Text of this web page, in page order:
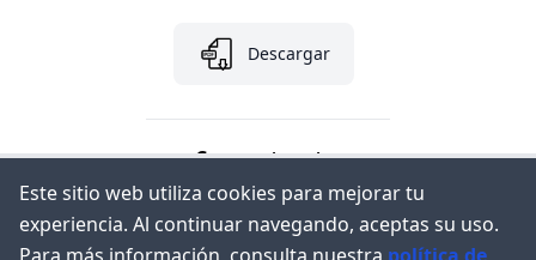
Descargar
Comparte esto:
Este sitio web utiliza cookies para mejorar tu
experiencia. Al continuar navegando, aceptas su uso.